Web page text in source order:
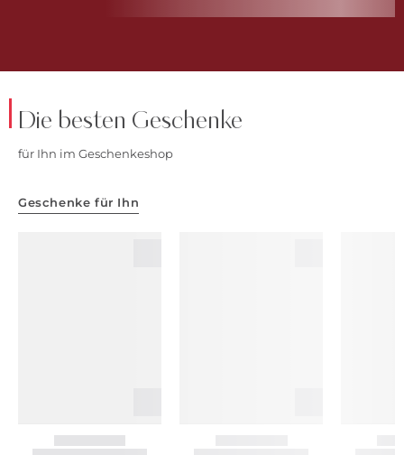
Die besten Geschenke
für Ihn im Geschenkeshop
Geschenke für Ihn